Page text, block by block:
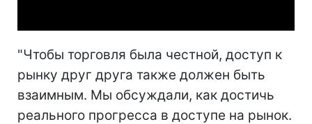
"Чтобы торговля была честной, доступ к
рынку друг друга также должен быть
взаимным. Мы обсуждали, как достичь
реального прогресса в доступе на рынок.